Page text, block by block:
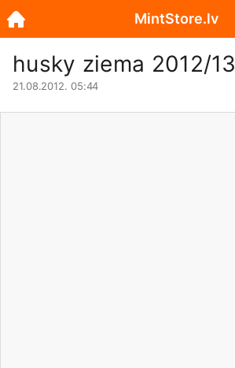
husky ziema 2012/13
21.08.2012. 05:44
MintStore.lv